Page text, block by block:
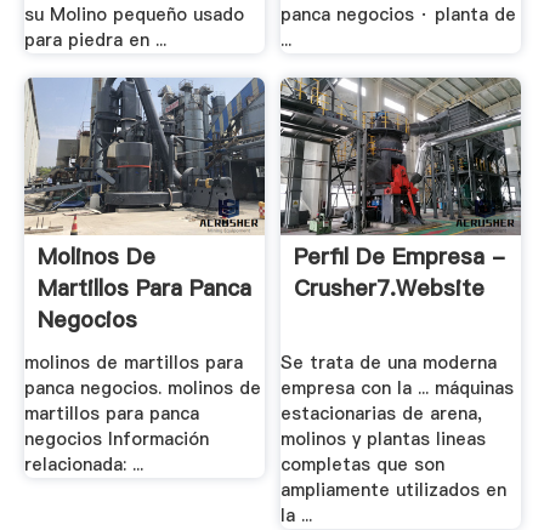
su Molino pequeño usado
para piedra en ...
panca negocios · planta de
...
Molinos De
Martillos Para Panca
Negocios
molinos de martillos para
panca negocios. molinos de
martillos para panca
negocios Información
relacionada: ...
Perfil De Empresa -
Crusher7.website
Se trata de una moderna
empresa con la ... máquinas
estacionarias de arena,
molinos y plantas lineas
completas que son
ampliamente utilizados en
la ...